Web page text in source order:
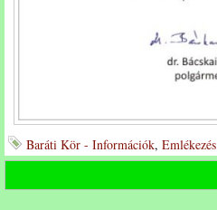
Baráti Kör - Információk, Emlékezés